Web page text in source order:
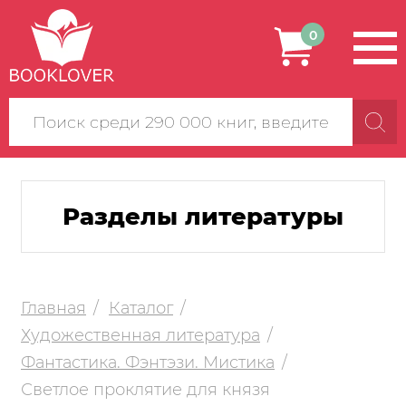
Поиск
по
сайту
0
Разделы литературы
Главная
Каталог
Художественная литература
Фантастика. Фэнтэзи. Мистика
Светлое проклятие для князя